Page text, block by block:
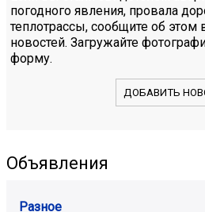
погодного явления, провала
теплотрассы, сообщите об этом
новостей. Загружайте
форму.
ДОБАВИТЬ
Объявления
Разное